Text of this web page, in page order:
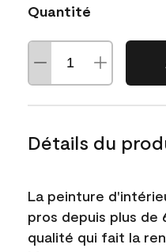
Quantité
Détails du
La peinture
pros depuis plus de
qualité qui fait la